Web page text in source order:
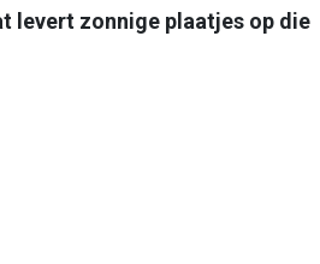
levert zonnige plaatjes op die